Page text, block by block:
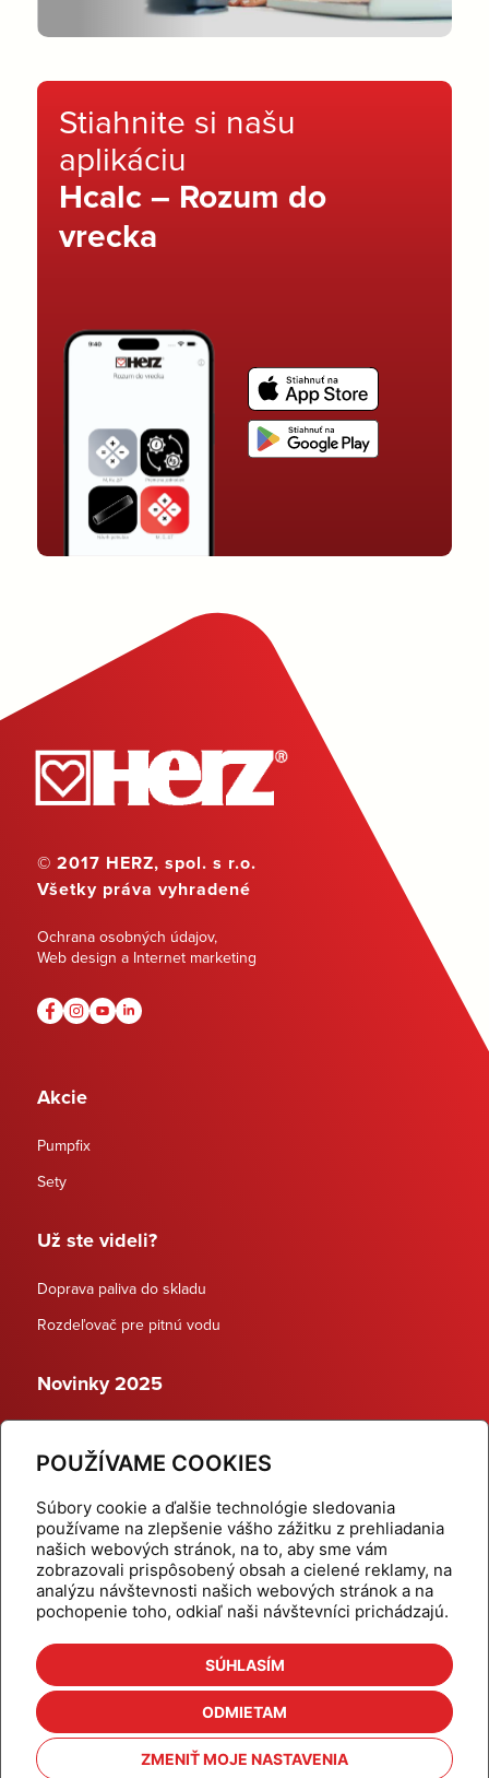
POUŽÍVAME COOKIES
Súbory cookie a ďalšie technológie sledovania
používame na zlepšenie vášho zážitku z prehliadania
našich webových stránok, na to, aby sme vám
zobrazovali prispôsobený obsah a cielené reklamy, na
analýzu návštevnosti našich webových stránok a na
pochopenie toho, odkiaľ naši návštevníci prichádzajú.
SÚHLASÍM
ODMIETAM
ZMENIŤ MOJE NASTAVENIA
Stiahnite si našu
aplikáciu
Hcalc – Rozum do
vrecka
© 2017 HERZ, spol. s r.o.
Všetky práva vyhradené
Ochrana osobných údajov,
Web design a Internet marketing
Akcie
Pumpfix
Sety
Už ste videli?
Doprava paliva do skladu
Rozdeľovač pre pitnú vodu
Novinky 2025
Dynamické termostatické ventily
Domov
Produkty
Aktuality
Odber šikovné tipy
Kalkulačky
Cenníky
Na stiahnutie
Referencie
Kontakt